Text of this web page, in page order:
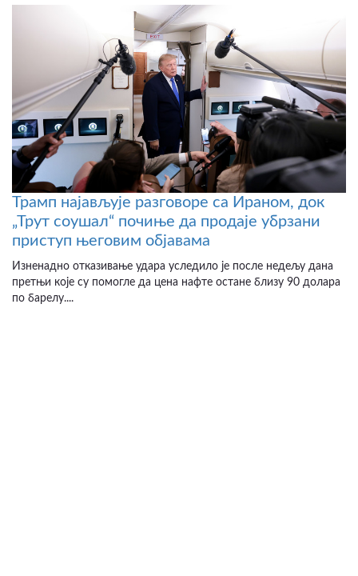
Трамп најављује разговоре са Ираном, док
„Трут соушал“ почиње да продаје убрзани
приступ његовим објавама
Изненадно отказивање удара уследило је после недељу дана
претњи које су помогле да цена нафте остане близу 90 долара
по барелу....